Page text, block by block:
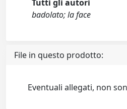
Tutti gli autori
badolato; la face
File in questo prodotto:
Eventuali allegati, non